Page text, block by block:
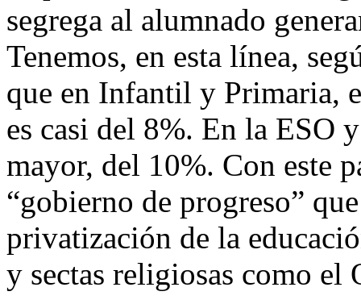
segrega al alumnado
Tenemos, en esta línea,
que en Infantil y Primaria,
es casi del 8%. En la ESO
mayor, del 10%. Con este
“gobierno de progreso”
privatización de la
y sectas religiosas como el